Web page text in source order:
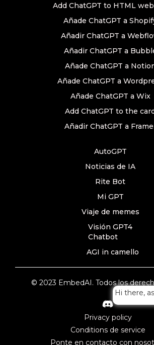
Add ChatGPT to HTML
Añade ChatGPT a
Añadir ChatGPT a
Añadir ChatGPT a
Añade ChatGPT a
Añade ChatGPT a
Añade ChatGPT a Wix
Add ChatGPT to the
Añadir ChatGPT a
AutoGPT
Noticias de IA
Rite Bot
Mi GPT
Viaje de memes
Visión GPT4
Chatbot
AGI in camello
© 2023 EmbedAI. Todos los
Privacy policy
Conditions de service
Ponte en contacto con
Hi there,